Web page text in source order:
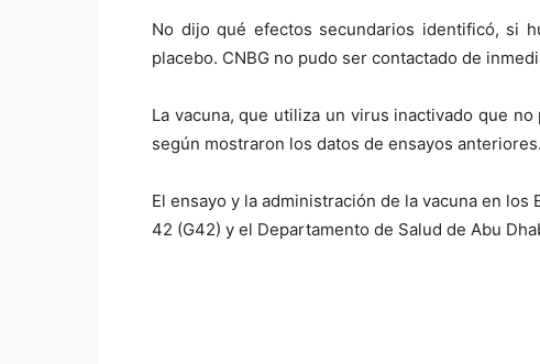
No dijo qué efectos secundarios identificó, si
placebo. CNBG no pudo ser contactado de
La vacuna, que utiliza un virus inactivado que
según mostraron los datos de ensayos anteriores.
El ensayo y la administración de la vacuna en
42 (G42) y el Departamento de Salud de Abu